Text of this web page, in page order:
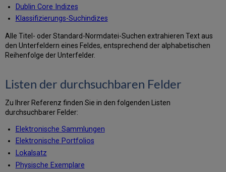
Suche
nach
Datenbereichen
Dublin Core Indizes
Klassifizierungs-Suchindizes
Alle Titel- oder Standard-Normdatei-Suchen extrahieren Text aus
den Unterfeldern eines Feldes, entsprechend der alphabetischen
Reihenfolge der Unterfelder.
Listen der durchsuchbaren Felder
Zu Ihrer Referenz finden Sie in den folgenden Listen
durchsuchbarer Felder:
Elektronische Sammlungen
Elektronische Portfolios
Lokalsatz
Physische Exemplare